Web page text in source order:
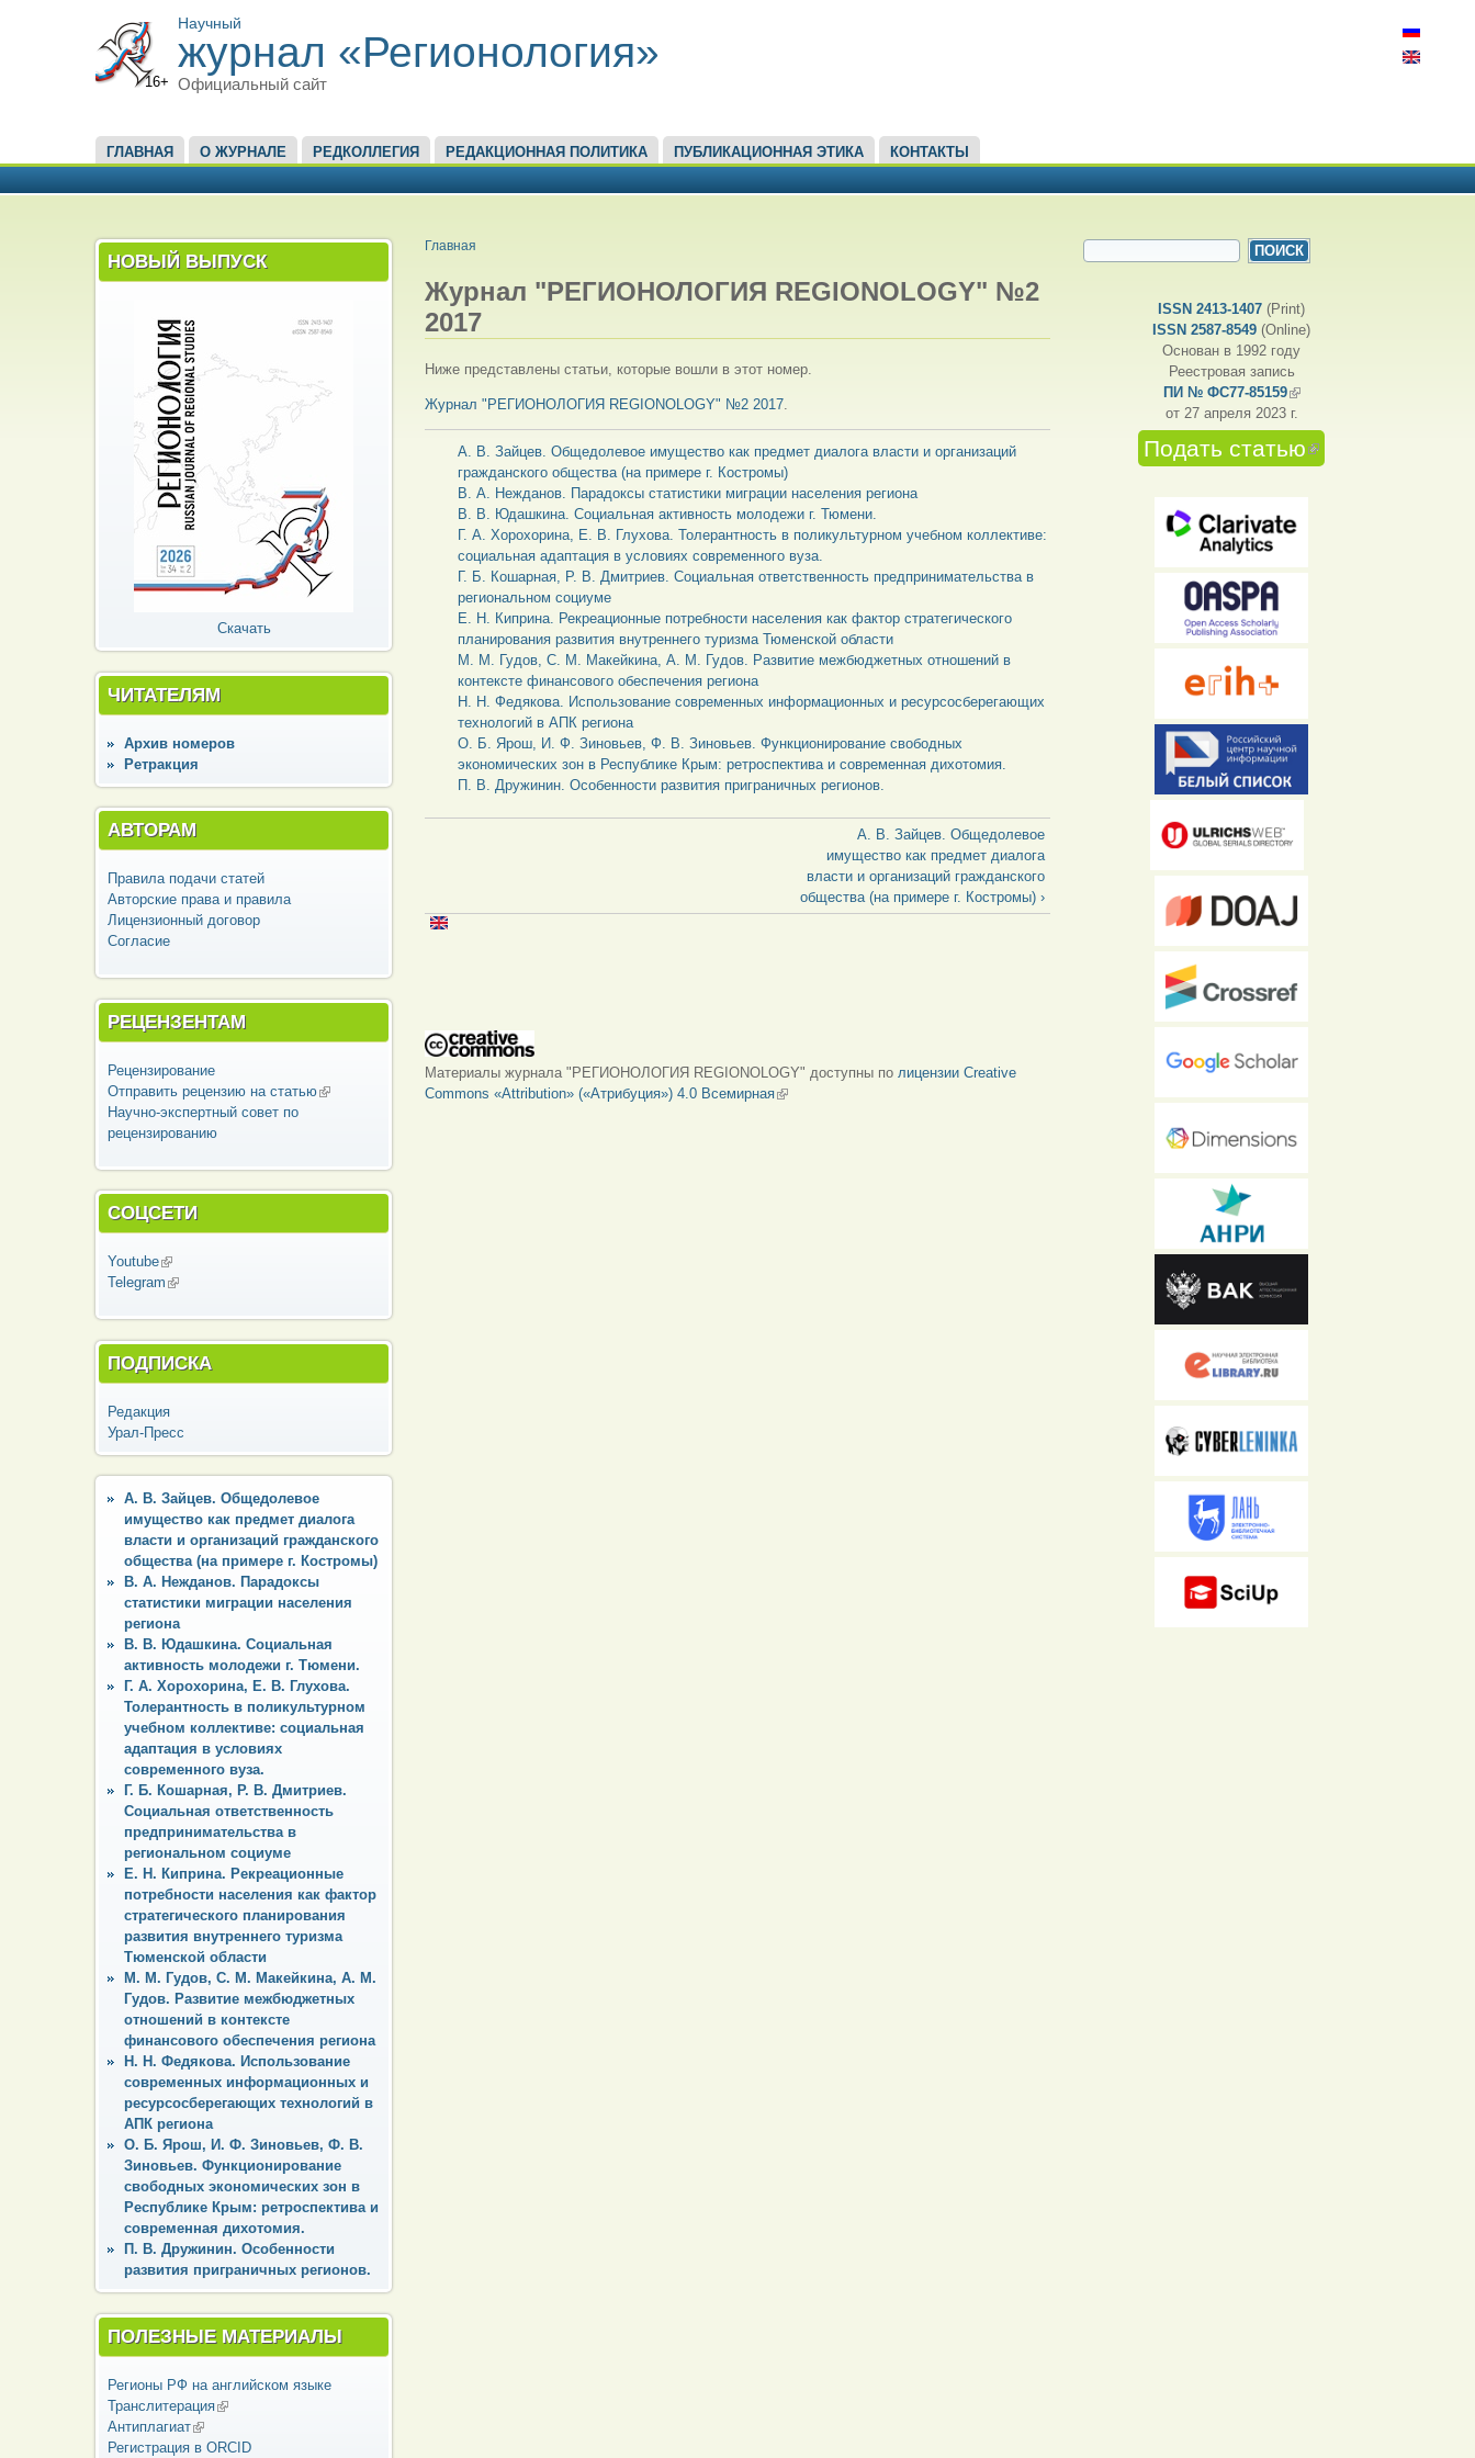
16+
Научный
журнал «Регионология»
Официальный сайт
ГЛАВНОЕ МЕНЮ
ГЛАВНАЯ О ЖУРНАЛЕ РЕДКОЛЛЕГИЯ РЕДАКЦИОННАЯ ПОЛИТИКА ПУБЛИКАЦИОННАЯ ЭТИКА КОНТАКТЫ
НОВЫЙ ВЫПУСК
Скачать
ЧИТАТЕЛЯМ
Архив номеров
Ретракция
АВТОРАМ
Правила подачи статей
Авторские права и правила
Лицензионный договор
Согласие
РЕЦЕНЗЕНТАМ
Рецензирование
Отправить рецензию на статью(внешняя
Научно-экспертный совет по
рецензированию
СОЦСЕТИ
Youtube(внешняя ссылка)
Telegram (внешняя ссылка)
ПОДПИСКА
Редакция
Урал-Пресс
А. В. Зайцев. Общедолевое
имущество как предмет диалога
власти и организаций гражданского
общества (на примере г. Костромы)
В. А. Нежданов. Парадоксы
статистики миграции населения
региона
В. В. Юдашкина. Социальная
активность молодежи г. Тюмени.
Г. А. Хорохорина, Е. В. Глухова.
Толерантность в поликультурном
учебном коллективе: социальная
адаптация в условиях
современного вуза.
Г. Б. Кошарная, Р. В. Дмитриев.
Социальная ответственность
предпринимательства в
региональном социуме
Е. Н. Киприна. Рекреационные
потребности населения как фактор
стратегического планирования
развития внутреннего туризма
Тюменской области
М. М. Гудов, С. М. Макейкина, А. М.
Гудов. Развитие межбюджетных
отношений в контексте
финансового обеспечения региона
Н. Н. Федякова. Использование
современных информационных и
ресурсосберегающих технологий в
АПК региона
О. Б. Ярош, И. Ф. Зиновьев, Ф. В.
Зиновьев. Функционирование
свободных экономических зон в
Республике Крым: ретроспектива и
современная дихотомия.
П. В. Дружинин. Особенности
развития приграничных регионов.
ПОЛЕЗНЫЕ МАТЕРИАЛЫ
Регионы РФ на английском языке
Транслитерация(внешняя ссылка)
Антиплагиат(внешняя ссылка)
Регистрация в ORCID
ВЫ ЗДЕСЬ
Главная
Журнал "РЕГИОНОЛОГИЯ REGIONOLOGY" №2
2017
Ниже представлены статьи, которые вошли в этот номер.
Журнал "РЕГИОНОЛОГИЯ REGIONOLOGY" №2 2017.
А. В. Зайцев. Общедолевое имущество как предмет диалога власти и организаций
гражданского общества (на примере г. Костромы)
В. А. Нежданов. Парадоксы статистики миграции населения региона
В. В. Юдашкина. Социальная активность молодежи г. Тюмени.
Г. А. Хорохорина, Е. В. Глухова. Толерантность в поликультурном учебном коллективе:
социальная адаптация в условиях современного вуза.
Г. Б. Кошарная, Р. В. Дмитриев. Социальная ответственность предпринимательства в
региональном социуме
Е. Н. Киприна. Рекреационные потребности населения как фактор стратегического
планирования развития внутреннего туризма Тюменской области
М. М. Гудов, С. М. Макейкина, А. М. Гудов. Развитие межбюджетных отношений в
контексте финансового обеспечения региона
Н. Н. Федякова. Использование современных информационных и ресурсосберегающих
технологий в АПК региона
О. Б. Ярош, И. Ф. Зиновьев, Ф. В. Зиновьев. Функционирование свободных
экономических зон в Республике Крым: ретроспектива и современная дихотомия.
П. В. Дружинин. Особенности развития приграничных регионов.
А. В. Зайцев. Общедолевое
имущество как предмет диалога
власти и организаций гражданского
общества (на примере г. Костромы) ›
Материалы журнала "РЕГИОНОЛОГИЯ REGIONOLOGY" доступны по лицензии Creative
Commons «Attribution» («Атрибуция») 4.0 Всемирная(внешняя ссылка)
ФОРМА ПОИСКА
ISSN 2413-1407 (Print)
ISSN 2587-8549 (Online)
Основан в 1992 году
Реестровая запись
ПИ № ФС77-85159(внешняя ссылка)
от 27 апреля 2023 г.
Подать статью